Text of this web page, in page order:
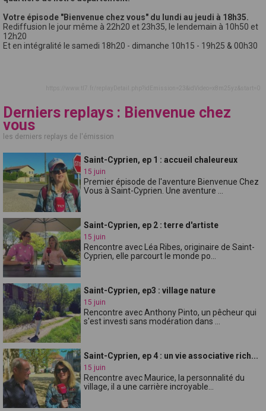
Votre épisode "Bienvenue chez vous" du lundi au jeudi à 18h35.
Rediffusion le jour même à 22h20 et 23h35, le lendemain à 10h50 et
12h20
Et en intégralité le samedi 18h20 - dimanche 10h15 - 19h25 & 00h30
Derniers replays : Bienvenue chez
vous
les derniers replays de l'émission
Saint-Cyprien, ep 1 : accueil chaleureux
15 juin
Premier épisode de l'aventure Bienvenue Chez
Vous à Saint-Cyprien. Une aventure ...
Saint-Cyprien, ep 2 : terre d'artiste
15 juin
Rencontre avec Léa Ribes, originaire de Saint-
Cyprien, elle parcourt le monde po...
Saint-Cyprien, ep3 : village nature
15 juin
Rencontre avec Anthony Pinto, un pêcheur qui
s'est investi sans modération dans ...
Saint-Cyprien, ep 4 : un vie associative rich...
15 juin
Rencontre avec Maurice, la personnalité du
village, il a une carrière incroyable...